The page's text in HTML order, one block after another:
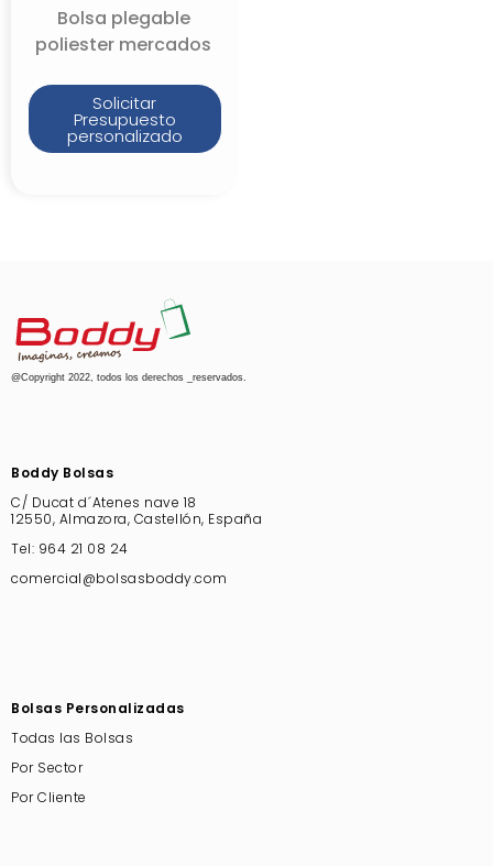
Bolsa plegable
poliester mercados
Solicitar
Presupuesto
personalizado
@Copyright 2022, todos los derechos _reservados.
Boddy Bolsas
C/ Ducat d´Atenes nave 18
12550, Almazora, Castellón, España
Tel: 964 21 08 24
comercial@bolsasboddy.com
Bolsas Personalizadas
Todas las Bolsas
Por Sector
Por Cliente